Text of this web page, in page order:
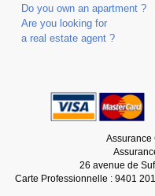
Do you own an apartment ?
Are you looking for
a real estate agent ?
Assurance
26 avenue de
Carte Professionnelle : 9401